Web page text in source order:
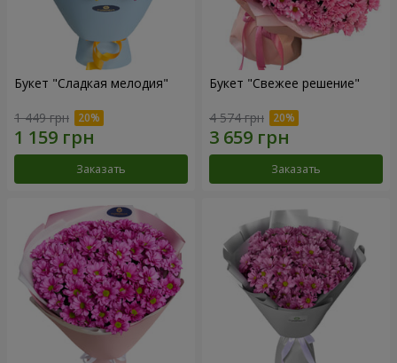
Букет "Сладкая мелодия"
1 449 грн
Заказать
Букет "Свежее решение"
4 574 грн
Заказать